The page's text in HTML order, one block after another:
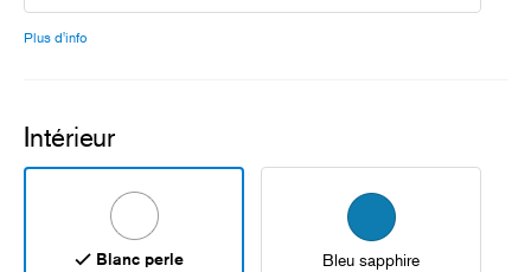
Plus d'info
Intérieur
Blanc perle Bleu sapphire